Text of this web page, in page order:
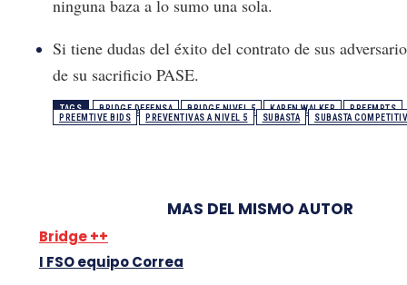
ninguna baza a lo sumo una sola.
Si tiene dudas del éxito del contrato de sus
de su sacrificio PASE.
TAGS BRIDGE DEFENSA BRIDGE NIVEL 5 KAREN WALKER
PREEMPTS
PREEMTIVE BIDS
PREVENTIVAS A NIVEL 5 SUBASTA SUBASTA
MAS DEL MISMO AUTOR
Bridge ++
I FSO equipo Correa